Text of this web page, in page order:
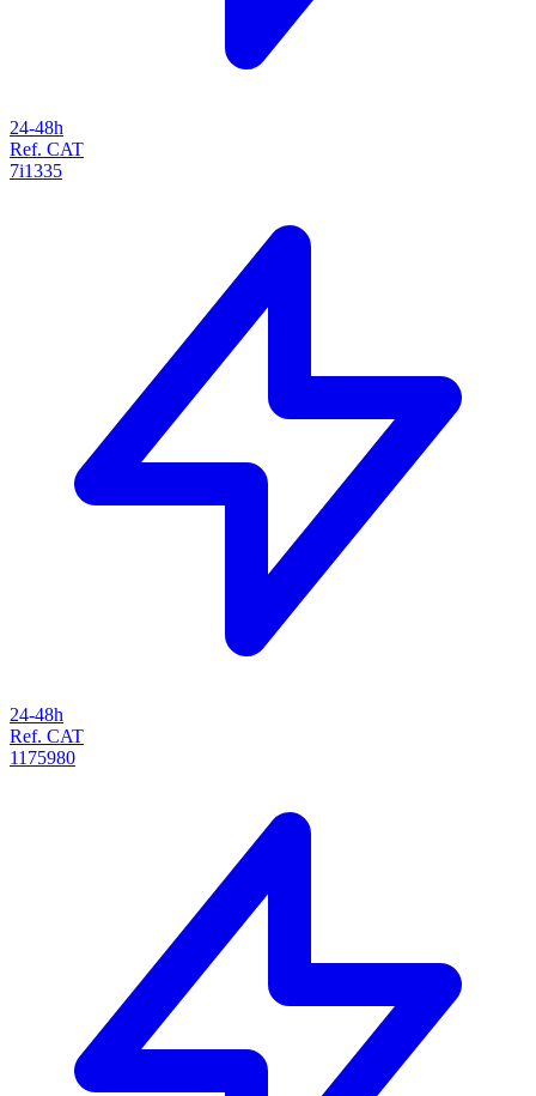
24-48h
Ref. CAT
7i1335
24-48h
Ref. CAT
1175980